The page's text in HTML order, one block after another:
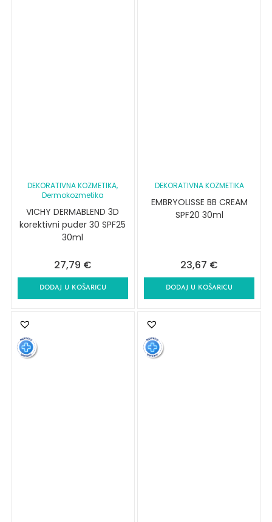
DEKORATIVNA KOZMETIKA,
Dermokozmetika
VICHY DERMABLEND 3D
korektivni puder 30 SPF25
30ml
27,79 €
DODAJ U KOŠARICU
DEKORATIVNA KOZMETIKA
EMBRYOLISSE BB CREAM
SPF20 30ml
23,67 €
DODAJ U KOŠARICU